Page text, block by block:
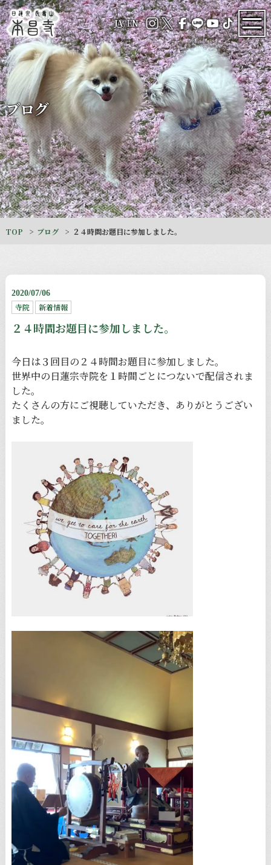
JA/EN
ブログ
TOP ブログ ２４時間お題目に参加しました。
2020/07/06
寺院 新着情報
２４時間お題目に参加しました。
今日は３回目の２４時間お題目に参加しました。
世界中の日蓮宗寺院を１時間ごとにつないで配信されま
した。
たくさんの方にご視聴していただき、ありがとうござい
ました。